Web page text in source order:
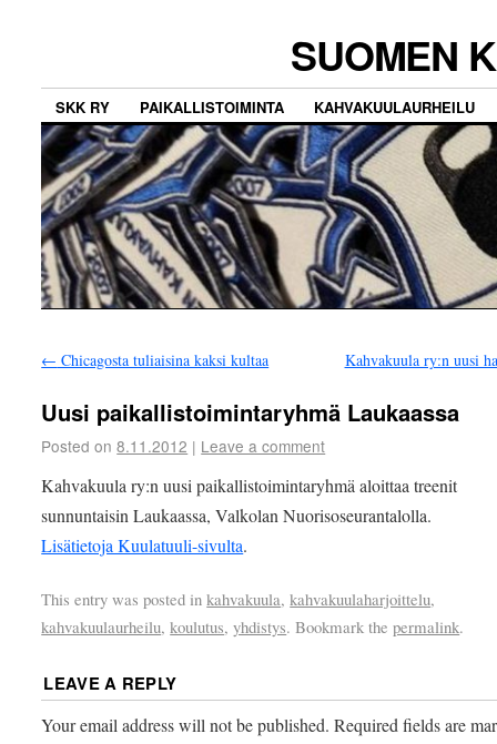
SUOMEN
SKK RY PAIKALLISTOIMINTA KAHVAKUULAURHEILU
← Chicagosta tuliaisina kaksi kultaa Kahvakuula ry:n uusi
Uusi paikallistoimintaryhmä Laukaassa
Posted on 8.11.2012 | Leave a comment
Kahvakuula ry:n uusi paikallistoimintaryhmä aloittaa treenit
sunnuntaisin Laukaassa, Valkolan Nuorisoseurantalolla.
Lisätietoja Kuulatuuli-sivulta.
This entry was posted inkahvakuula,kahvakuulaharjoittelu,
kahvakuulaurheilu,koulutus,yhdistys. Bookmark thepermalink.
LEAVE A REPLY
Your email address will not be published. Required fields are